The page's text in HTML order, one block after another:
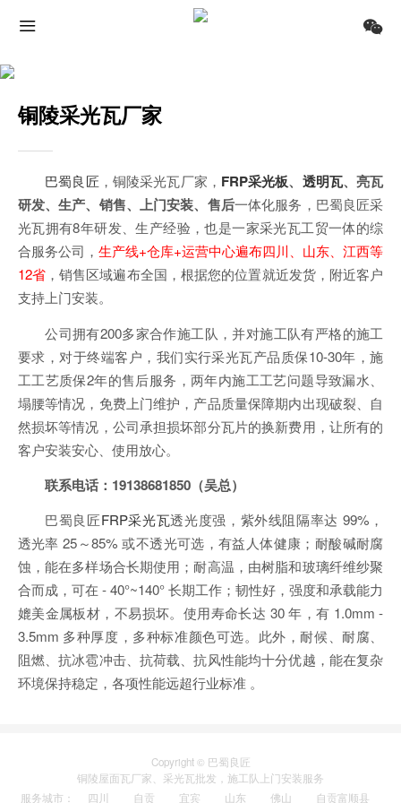
铜陵采光瓦厂家
巴蜀良匠 ，铜陵采光瓦厂家， FRP采光板、 透明瓦、亮瓦
研发、生产、销售、上门安装、售后一体化服务，巴蜀良匠采
光瓦拥有8年研发、生产经验，也是一家采光瓦工贸一体的综
合服务公司， 生产线+仓库+运营中心遍布四川、山东、江西等
12省，销售区域遍布全国，根据您的位置就近发货，附近客户
支持上门安装。
公司拥有200多家合作施工队，并对施工队有严格的施工
要求，对于终端客户，我们实行采光瓦产品质保10-30年，施
工工艺质保2年的售后服务，两年内施工工艺问题导致漏水、
塌腰等情况，免费上门维护，产品质量保障期内出现破裂、自
然损坏等情况，公司承担损坏部分瓦片的换新费用，让所有的
客户安装安心、使用放心。
联系电话：19138681850（吴总）
巴蜀良匠FRP采光瓦透光度强，紫外线阻隔率达 99%，
透光率 25～85% 或不透光可选，有益人体健康；耐酸碱耐腐
蚀，能在多样场合长期使用；耐高温，由树脂和玻璃纤维纱聚
合而成，可在 - 40°~140° 长期工作；韧性好，强度和承载能力
媲美金属板材，不易损坏。使用寿命长达 30 年，有 1.0mm -
3.5mm 多种厚度，多种标准颜色可选。此外，耐候、耐腐、
阻燃、抗冰雹冲击、抗荷载、抗风性能均十分优越，能在复杂
环境保持稳定，各项性能远超行业标准 。
Copyright © 巴蜀良匠
铜陵屋面瓦厂家 采光瓦批发，施工队上门安装服务
服务城市 ： 四川 自贡 宜宾 山东 佛山 自贡富顺县